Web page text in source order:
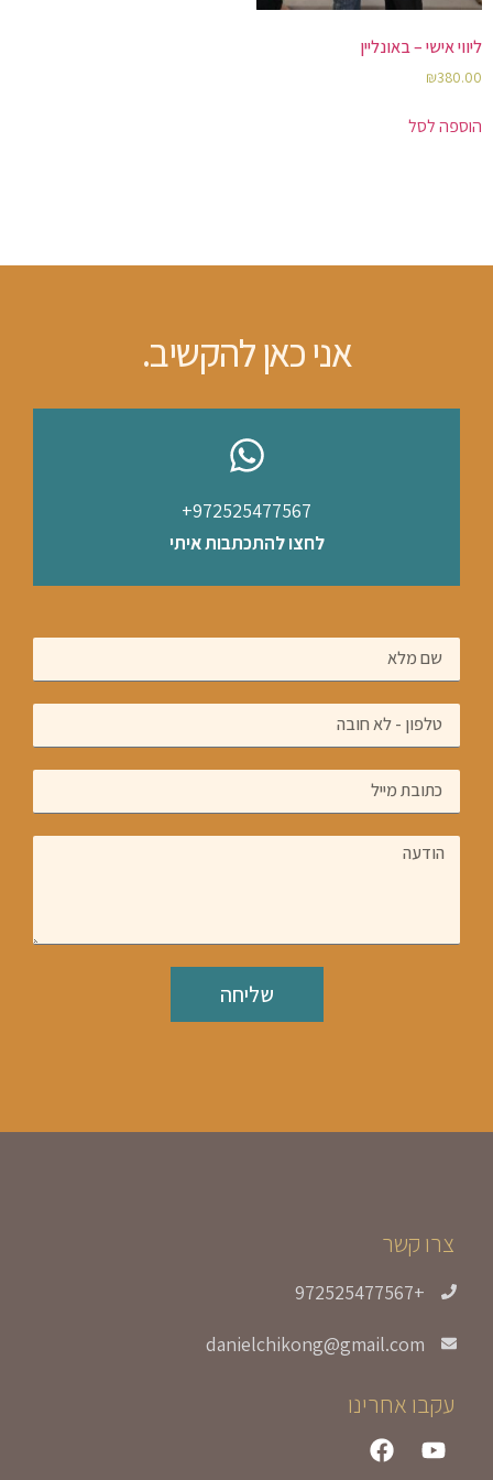
ליווי אישי – באונליין
₪380.00
הוספה לסל
אני כאן להקשיב.
972525477567​+
לחצו להתכתבות איתי
שליחה
צרו קשר
+972525477567
danielchikong@gmail.com
עקבו אחרינו